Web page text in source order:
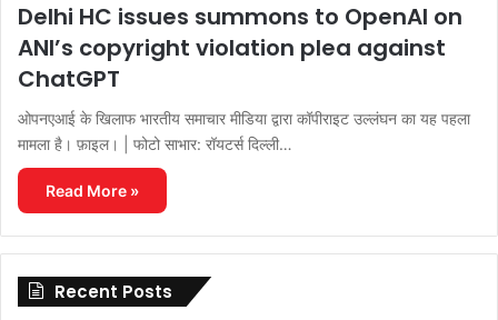
Delhi HC issues summons to OpenAI on
ANI’s copyright violation plea against
ChatGPT
ओपनएआई के खिलाफ भारतीय समाचार मीडिया द्वारा कॉपीराइट उल्लंघन का यह पहला
मामला है। फ़ाइल। | फोटो साभार: रॉयटर्स दिल्ली…
Read More »
Recent Posts